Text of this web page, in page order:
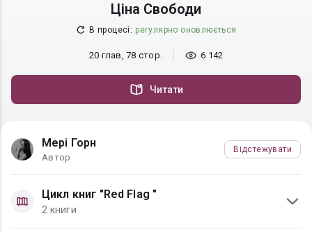
Ціна Свободи
В процесі : регулярно оновлюється
20 глав, 78 стор. 6 142
Читати
Мері Горн
Автор
Відстежувати
Цикл книг "Red Flag "
2 книги